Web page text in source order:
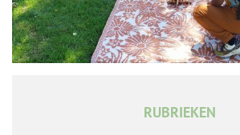
RUBRIEKEN